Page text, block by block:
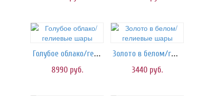
Голубое облако/гелиевые шары
8990 руб.
Золото в белом/гелиевые шары
3440 руб.